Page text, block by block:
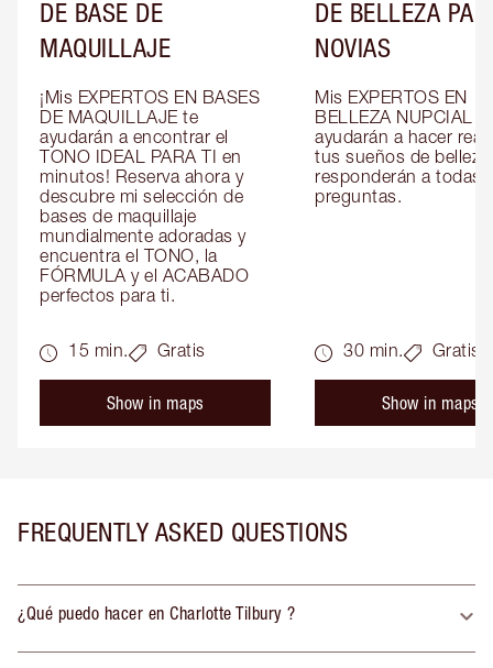
DE BASE DE
MAQUILLAJE
¡Mis EXPERTOS EN BASES
DE MAQUILLAJE te
ayudarán a encontrar el
TONO IDEAL PARA TI en
minutos! Reserva ahora y
descubre mi selección de
bases de maquillaje
mundialmente adoradas y
encuentra el TONO, la
FÓRMULA y el ACABADO
perfectos para ti.
15 min. Gratis
Show in maps
DE BELLEZA
NOVIAS
Mis EXPERTOS EN
BELLEZA NUPCIAL te
ayudarán a hacer
tus sueños de belleza
responderán a todas
preguntas.
30 min. Gratis
Show in maps
FREQUENTLY ASKED QUESTIONS
¿Qué puedo hacer en Charlotte Tilbury ?